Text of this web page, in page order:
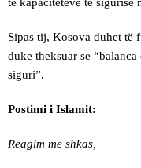
Sipas tij, Kosova duhet të
duke theksuar se
siguri”.
Postimi i Islamit:
Reagim me shkas,